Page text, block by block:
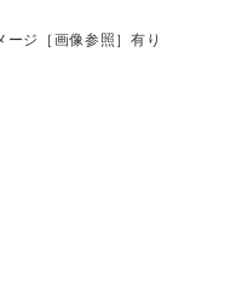
ジ［画像参照］有り